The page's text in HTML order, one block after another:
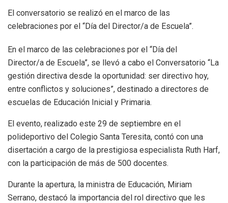
El conversatorio se realizó en el marco de las
celebraciones por el “Día del Director/a de Escuela”.
En el marco de las celebraciones por el “Día del
Director/a de Escuela”, se llevó a cabo el Conversatorio “La
gestión directiva desde la oportunidad: ser directivo hoy,
entre conflictos y soluciones”, destinado a directores de
escuelas de Educación Inicial y Primaria.
El evento, realizado este 29 de septiembre en el
polideportivo del Colegio Santa Teresita, contó con una
disertación a cargo de la prestigiosa especialista Ruth Harf,
con la participación de más de 500 docentes.
Durante la apertura, la ministra de Educación, Miriam
Serrano, destacó la importancia del rol directivo que les